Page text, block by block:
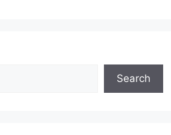
Search